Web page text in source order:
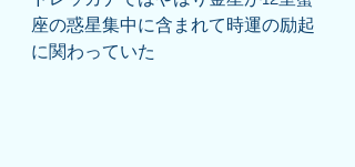
座の惑星集中に含まれて時運の励起
に関わっていた